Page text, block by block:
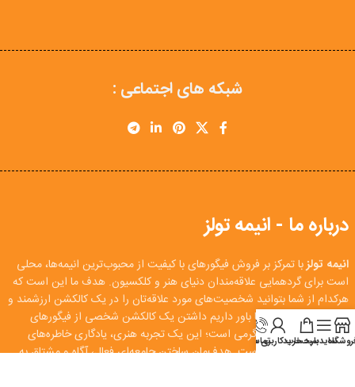
شبکه های اجتماعی :
درباره ما - انیمه تولز
انیمه تولزبا تمرکز بر فروش فیگورهای با کیفیت از محبوب‌ترین انیمه‌ها، محلی
است برای گردهمایی علاقه‌مندان دنیای هنر و کلکسیون. هدف ما این است که
هرکدام از شما بتوانید شخصیت‌های مورد علاقه‌تان را در یک کالکشن ارزشمند و
اصیل دریافت کنید. ما باور داریم داشتن یک کالکشن شخصی از فیگورهای
انیمه، بیش از یک سرگرمی است؛ این یک تجربه هنری، یادگاری خاطره‌های
تلویزیونی و فرهنگی است. هدف‌مان ساختن جامعه‌ای فعال، آگاه و مشتاق به
سایدبارسبد خرید
حساب کاربری من
تماس